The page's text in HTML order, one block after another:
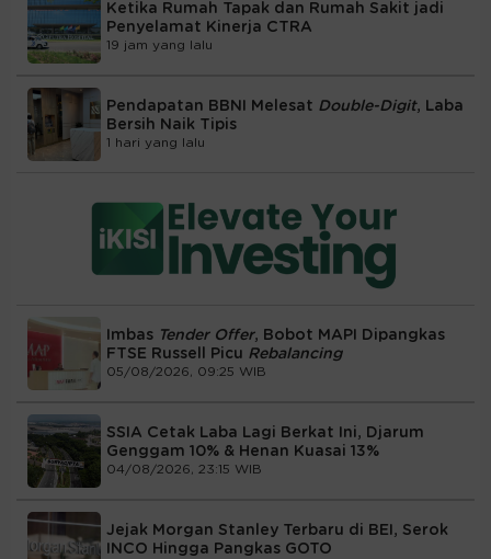
Ketika Rumah Tapak dan Rumah Sakit jadi
Penyelamat Kinerja CTRA
19 jam yang lalu
Pendapatan BBNI Melesat Double-Digit, Laba
Bersih Naik Tipis
1 hari yang lalu
Imbas Tender Offer, Bobot MAPI Dipangkas
FTSE Russell Picu Rebalancing
05/08/2026, 09:25 WIB
SSIA Cetak Laba Lagi Berkat Ini, Djarum
Genggam 10% & Henan Kuasai 13%
04/08/2026, 23:15 WIB
Jejak Morgan Stanley Terbaru di BEI, Serok
INCO Hingga Pangkas GOTO